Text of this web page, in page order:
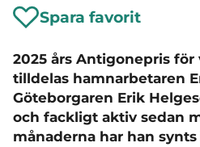
Spara favorit
2025 års Antigonepris
tilldelas hamnarbetaren
Göteborgaren Erik
och fackligt aktiv sedan
månaderna har han